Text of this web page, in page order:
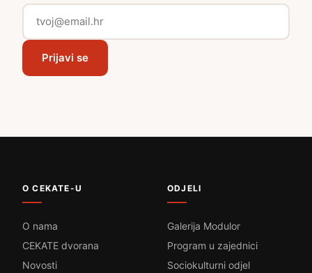
Prijavi se
O CEKATE-U
O nama
CEKATE dvorana
Novosti
ODJELI
Galerija Modulor
Program u zajednici
Sociokulturni odjel